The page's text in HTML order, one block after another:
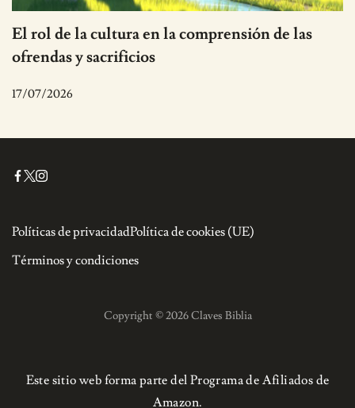
El rol de la cultura en la comprensión de las
ofrendas y sacrificios
17/07/2026
Políticas de privacidadPolítica de cookies (UE)
Términos y condiciones
Copyright © 2026 Claves Biblia
Este sitio web forma parte del Programa de Afiliados de
Amazon.